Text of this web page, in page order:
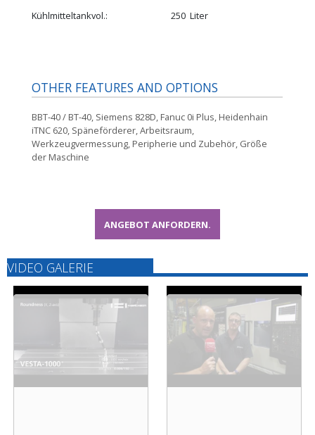
Kühlmitteltankvol. 250 Liter
OTHER FEATURES AND OPTIONS
BBT-40 / BT-40, Siemens 828D, Fanuc 0i Plus, Heidenhain
iTNC 620, Späneförderer, Arbeitsraum,
Werkzeugvermessung, Peripherie und Zubehör, Größe
der Maschine
ANGEBOT ANFORDERN.
VIDEO GALERIE